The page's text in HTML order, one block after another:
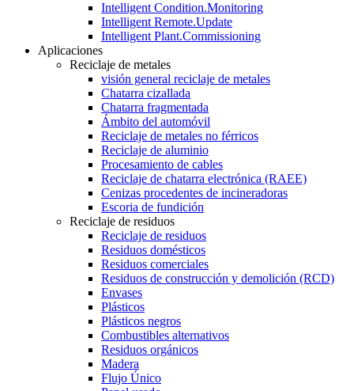
Intelligent Condition.Monitoring
Intelligent Remote.Update
Intelligent Plant.Commissioning
Aplicaciones
Reciclaje de metales
visión general reciclaje de metales
Chatarra cizallada
Chatarra fragmentada
Ámbito del automóvil
Reciclaje de metales no férricos
Reciclaje de aluminio
Procesamiento de cables
Reciclaje de chatarra electrónica (RAEE)
Cenizas procedentes de incineradoras
Escoria de fundición
Reciclaje de residuos
Reciclaje de residuos
Residuos domésticos
Residuos comerciales
Residuos de construcción y demolición (RCD)
Envases
Plásticos
Plásticos negros
Combustibles alternativos
Residuos orgánicos
Madera
Flujo Único